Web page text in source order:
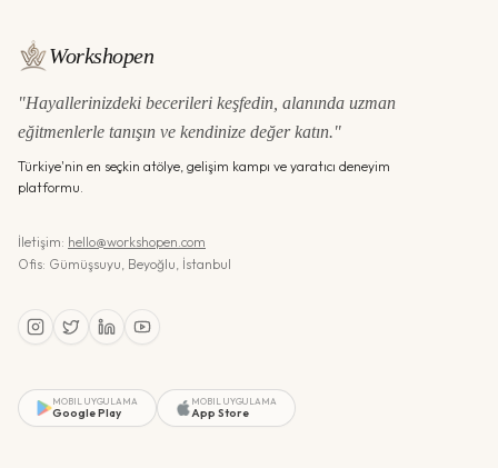
Workshopen
"Hayallerinizdeki becerileri keşfedin, alanında uzman
eğitmenlerle tanışın ve kendinize değer katın."
Türkiye'nin en seçkin atölye, gelişim kampı ve yaratıcı deneyim
platformu.
İletişim: hello@workshopen.com
Ofis: Gümüşsuyu, Beyoğlu, İstanbul
MOBIL UYGULAMA
Google Play
MOBIL UYGULAMA
App Store